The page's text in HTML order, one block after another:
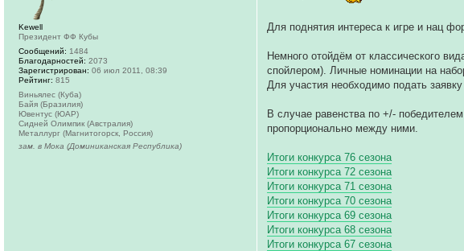
Для поднятия интереса к игре и нац
Немного отойдём от классического
спойлером). Личные номинации на
Для участия необходимо подать
В случае равенства по +/-
пропорционально между ними.
Итоги конкурса 76 сезона
Итоги конкурса 72 сезона
Итоги конкурса 71 сезона
Итоги конкурса 70 сезона
Итоги конкурса 69 сезона
Итоги конкурса 68 сезона
Итоги конкурса 67 сезона
Kewell
Президент ФФ Кубы
Сообщений: 1484
Благодарностей: 2073
Зарегистрирован: 06 июл 2011, 08:39
Рейтинг: 815
Виньялес (Куба)
Байя (Бразилия)
Ювентус (ЮАР)
Сидней Олимпик (Австралия)
Металлург (Магнитогорск, Россия)
зам. в Мока (Доминиканская Республика)